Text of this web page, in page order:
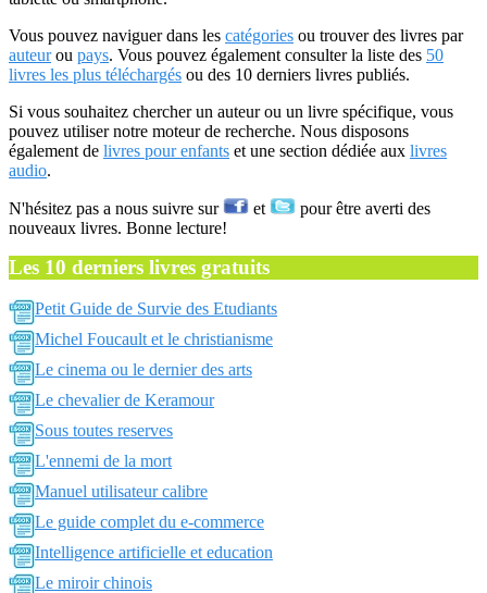
Vous pouvez naviguer dans les catégories ou trouver des livres par
auteurou pays. Vous pouvez également consulter la liste des 50
livres les plus téléchargés ou des 10 derniers livres publiés.
Si vous souhaitez chercher un auteur ou un livre spécifique, vous
pouvez utiliser notre moteur de recherche. Nous disposons
également de livres pour enfants et une section dédiée aux livres
audio.
N'hésitez pas a nous suivre sur et
pour être averti des
nouveaux livres. Bonne lecture!
Les 10 derniers livres gratuits
Petit Guide de Survie des Etudiants
Michel Foucault et le christianisme
Le cinema ou le dernier des arts
Le chevalier de Keramour
Sous toutes reserves
L'ennemi de la mort
Manuel utilisateur calibre
Le guide complet du e-commerce
Intelligence artificielle et education
Le miroir chinois